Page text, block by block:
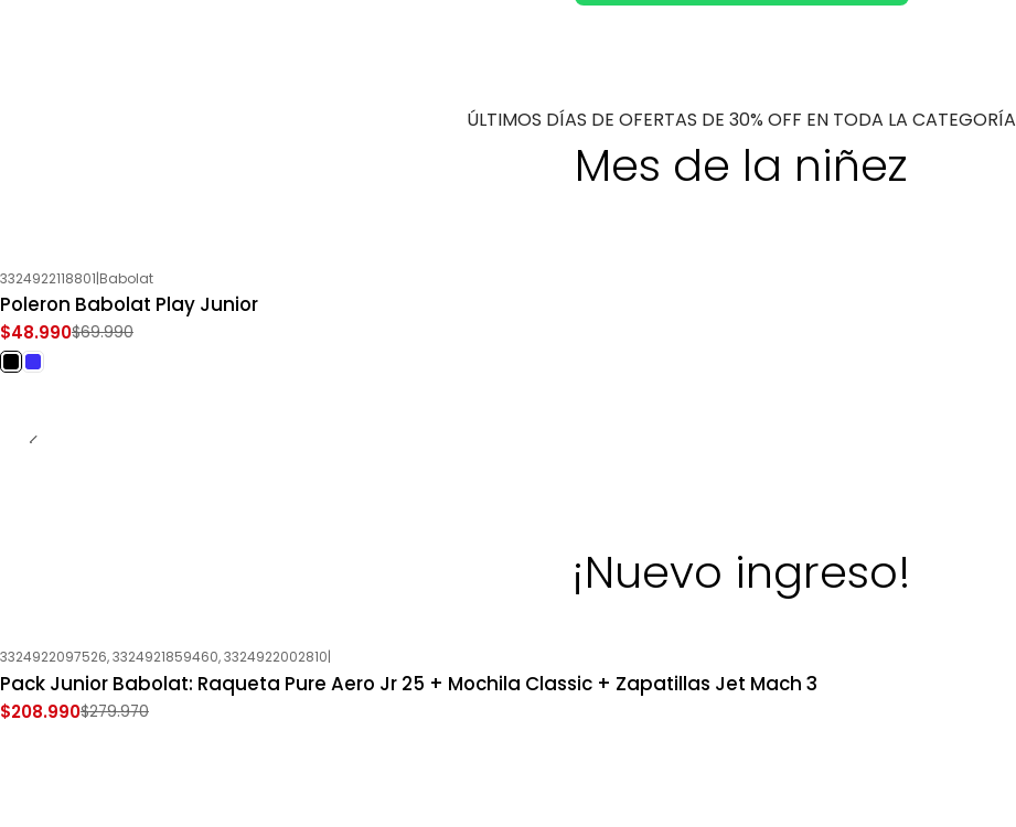
ÚLTIMOS DÍAS DE OFERTAS DE 30% OFF EN TODA LA CATEGORÍA
Mes de la niñez
-30%OFF
3324922118801|Babolat
Poleron Babolat Play Junior
$48.990$69.990
¡Nuevo ingreso!
-25% OFF
Nuevo
3324922097526, 3324921859460, 3324922002810|
Pack Junior Babolat: Raqueta Pure Aero Jr 25 + Mochila Classic + Zapatillas Jet Mach 3
$208.990$279.970